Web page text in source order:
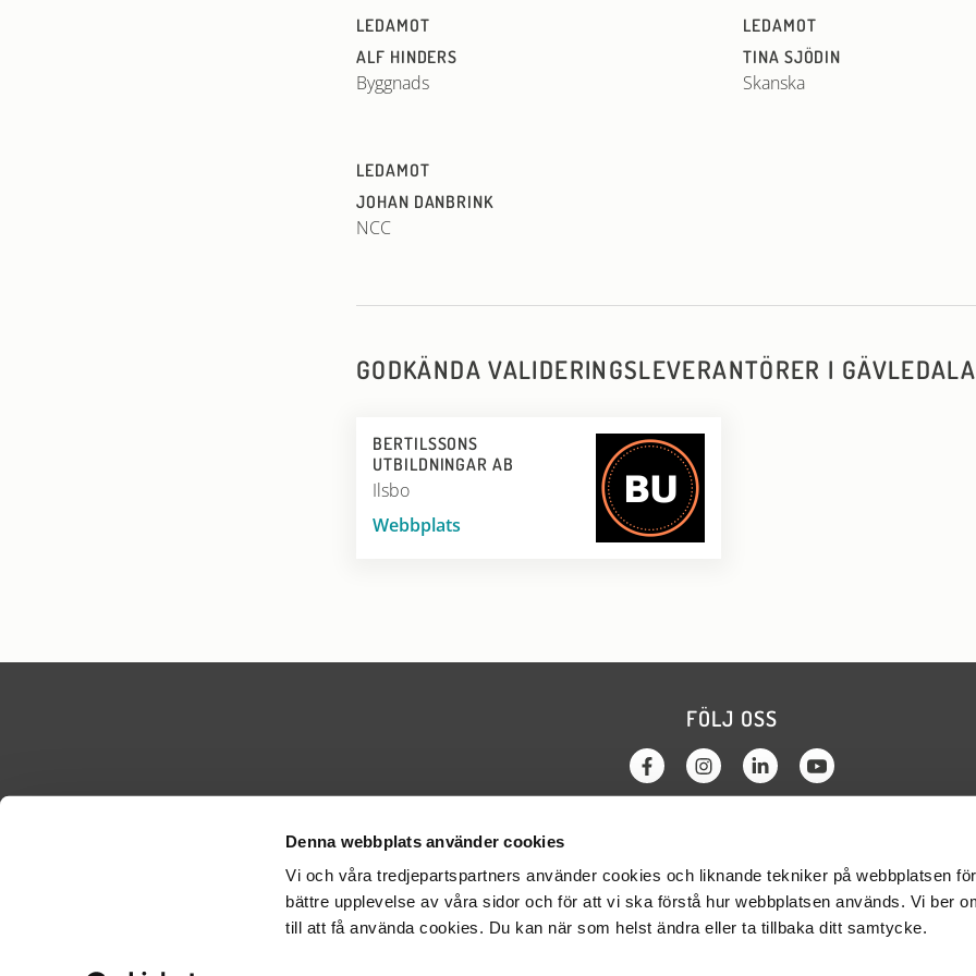
Denna webbplats använder cookies
Vi och våra tredjepartspartners använder cookies och liknande tekniker på webbplatsen
bättre upplevelse av våra sidor och för att vi ska förstå hur webbplatsen används. Vi ber
till att få använda cookies. Du kan när som helst ändra eller ta tillbaka ditt samtycke.
LEDAMOT
ALF HINDERS
Byggnads
LEDAMOT
TINA SJÖDIN
Skanska
LEDAMOT
JOHAN DANBRINK
NCC
GODKÄNDA VALIDERINGSLEVERANTÖRER I GÄVLEDALA
BERTILSSONS
UTBILDNINGAR AB
Ilsbo
Webbplats
FÖLJ OSS
KONTAKTA OSS
Kontakta regionerna
Kontakta parterna
Cookies
GDPR